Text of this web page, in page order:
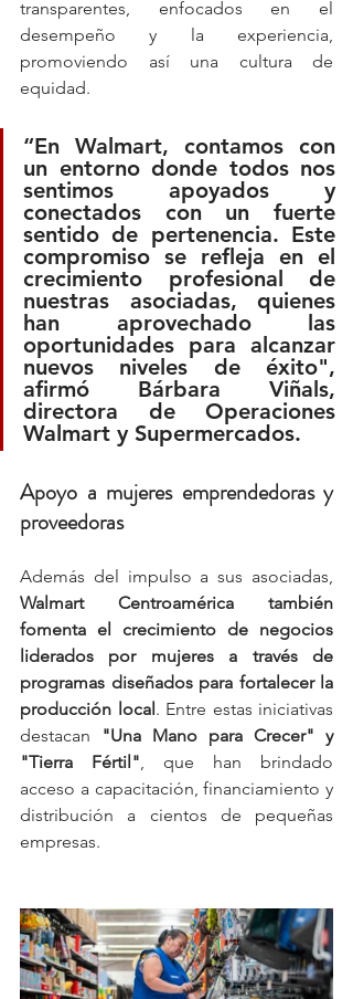
transparentes, enfocados en el
desempeño y la experiencia,
promoviendo así una cultura de
equidad.
“En Walmart, contamos con
un entorno donde todos nos
sentimos apoyados y
conectados con un fuerte
sentido de pertenencia. Este
compromiso se refleja en el
crecimiento profesional de
nuestras asociadas, quienes
han aprovechado las
oportunidades para alcanzar
nuevos niveles de éxito",
afirmó Bárbara Viñals,
directora de Operaciones
Walmart y Supermercados.
Apoyo a mujeres emprendedoras y
proveedoras
Walmart Centroamérica también
fomenta el crecimiento de negocios
liderados por mujeres a través de
programas diseñados para fortalecer la
producción local. Entre estas iniciativas
destacan
"Una Mano para Crecer" y
"Tierra Fértil", que han brindado
acceso a capacitación, financiamiento y
distribución a cientos de pequeñas
empresas.